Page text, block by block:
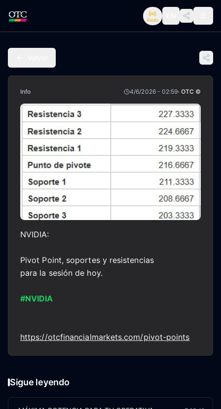
Radio
Info 4/6/2026 - 02:59· OTC ©
NVIDIA:
Pivot Point, soportes y resistencias
para la sesión de hoy.
#NVIDIA
https://otcfinancialmarkets.com/pivot-points
Sigue leyendo